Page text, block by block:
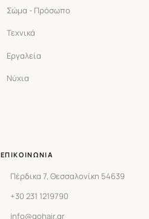
Σώμα - Πρόσωπο
Τεχνικά
Εργαλεία
Νύχια
ΕΠΙΚΟΙΝΩΝΊΑ
Πέρδικα 7, Θεσσαλονίκη 54639
+30 231 1219790
info@gohair.gr